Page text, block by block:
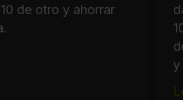
de otro y ahorrar
y